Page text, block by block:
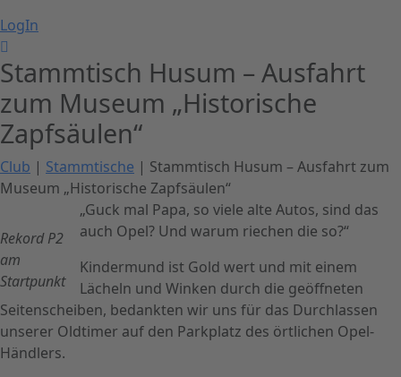
LogIn
Stammtisch Husum – Ausfahrt
zum Museum „Historische
Zapfsäulen“
Club | Stammtische | Stammtisch Husum – Ausfahrt zum
Museum „Historische Zapfsäulen“
Rekord P2
am
Startpunkt
„Guck mal Papa, so viele alte Autos, sind das
auch Opel? Und warum riechen die so?“
Kindermund ist Gold wert und mit einem
Lächeln und Winken durch die geöffneten
Seitenscheiben, bedankten wir uns für das Durchlassen
unserer Oldtimer auf den Parkplatz des örtlichen Opel-
Händlers.